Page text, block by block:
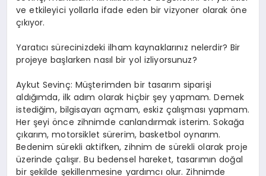
ve etkileyici yollarla ifade eden bir vizyoner olarak öne
çıkıyor.
Yaratıcı sürecinizdeki ilham kaynaklarınız nelerdir? Bir
projeye başlarken nasıl bir yol izliyorsunuz?
Aykut Sevinç: Müşterimden bir tasarım siparişi
aldığımda, ilk adım olarak hiçbir şey yapmam. Demek
istediğim, bilgisayarı açmam, eskiz çalışması yapmam.
Her şeyi önce zihnimde canlandırmak isterim. Sokağa
çıkarım, motorsiklet sürerim, basketbol oynarım.
Bedenim sürekli aktifken, zihnim de sürekli olarak proje
üzerinde çalışır. Bu bedensel hareket, tasarımın doğal
bir şekilde şekillenmesine yardımcı olur. Zihnimde